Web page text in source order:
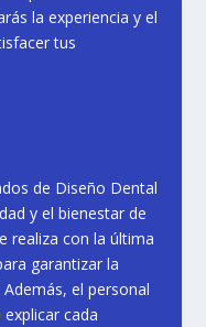
la experiencia y el
tus
de Diseño Dental
y el bienestar de
realiza con la última
garantizar la
el personal
cada